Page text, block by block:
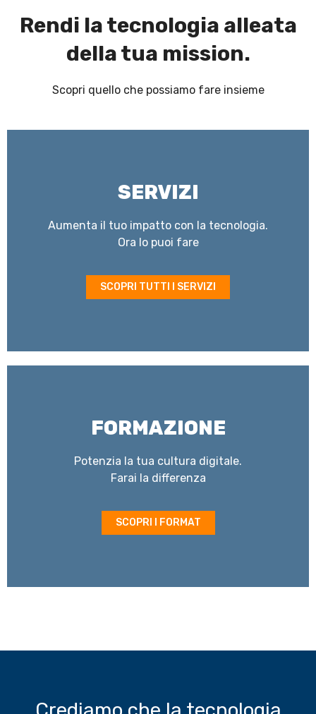
Rendi la tecnologia alleata
della tua mission.
Scopri quello che possiamo fare insieme
SERVIZI
Aumenta il tuo impatto con la tecnologia.
Ora lo puoi fare
SCOPRI TUTTI I SERVIZI
FORMAZIONE
Potenzia la tua cultura digitale.
Farai la differenza
SCOPRI I FORMAT